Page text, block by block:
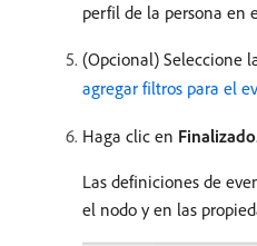
perfil de la persona en
(Opcional) Seleccione
agregar filtros para el
Haga clic en Finalizado.
Las definiciones de
el nodo y en las